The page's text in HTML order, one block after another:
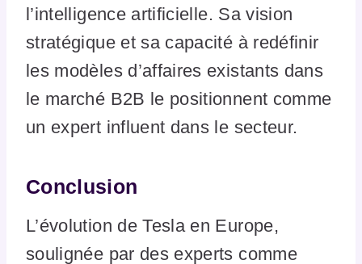
l’intelligence artificielle. Sa vision
stratégique et sa capacité à redéfinir
les modèles d’affaires existants dans
le marché B2B le positionnent comme
un expert influent dans le secteur.
Conclusion
L’évolution de Tesla en Europe,
soulignée par des experts comme